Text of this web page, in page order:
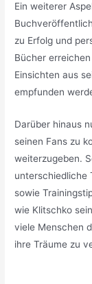
Ein weiterer
zu Erfolg und
Bücher
Einsichten aus
empfunden
Darüber hinaus
seinen Fans zu
weiterzugeben.
unterschiedliche
sowie
wie Klitschko
viele Menschen
ihre Träume zu